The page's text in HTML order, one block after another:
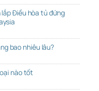
Điều hòa tủ đứng
bao nhiêu lâu?
nào tốt